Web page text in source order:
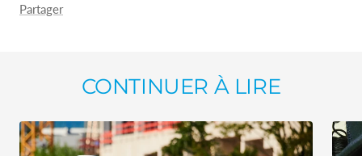
Partager
CONTINUER À LIRE